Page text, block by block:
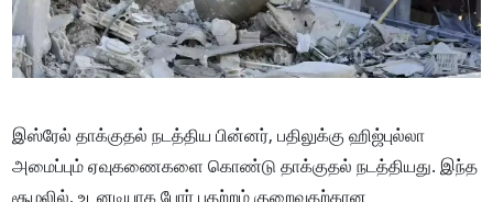
இஸ்ரேல் தாக்குதல் நடத்திய பின்னர், பதிலுக்கு ஹிஜ்புல்லா
அமைப்பும் ஏவுகணைகளை கொண்டு தாக்குதல் நடத்தியது. இந்த
சூழலில், உடனடியாக போர் பதற்றம் குறைவதற்கான